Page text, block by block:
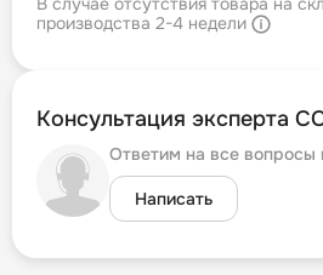
производства 2-4 недели
Консультация эксперта
Ответим на все вопросы
Написать